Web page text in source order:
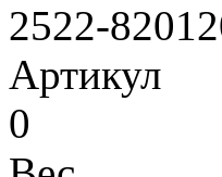
2522-
Артикул
0